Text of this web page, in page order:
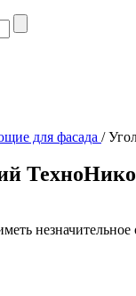
для фасада /